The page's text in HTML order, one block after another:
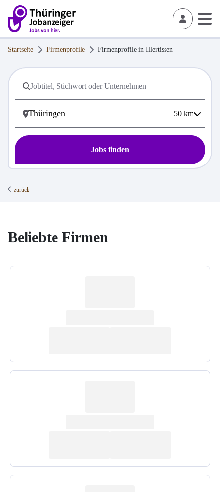
Startseite Firmenprofile Firmenprofile in Illertissen
50 km
Jobs finden
zurück
Beliebte Firmen